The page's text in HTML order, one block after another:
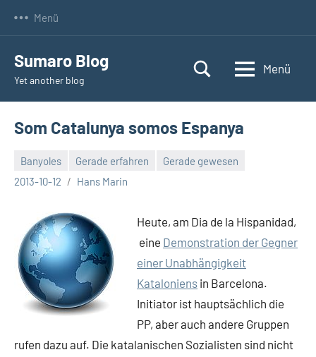
Menü
Sumaro Blog
Yet another blog
Menü
Som Catalunya somos Espanya
Banyoles Gerade erfahren
Gerade gewesen
2013-10-12
Hans Marin
Keine
Heute, am Dia de la Hispanidad,
eine Demonstration der Gegner
einer Unabhängigkeit
Kataloniens in Barcelona.
Initiator ist hauptsächlich die
PP, aber auch andere Gruppen
rufen dazu auf. Die katalanischen Sozialisten sind nicht